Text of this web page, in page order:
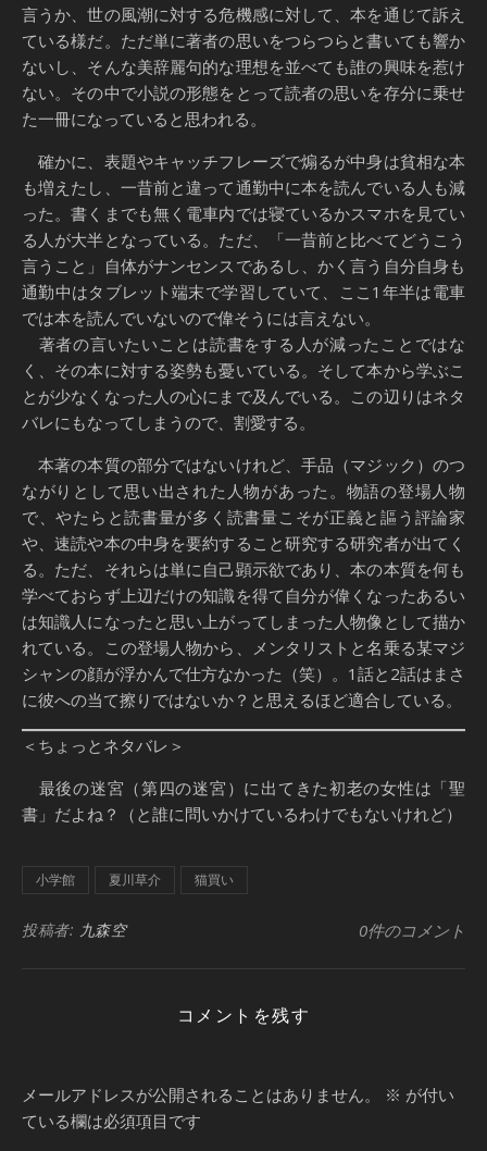
言うか、世の風潮に対する危機感に対して、本を通じて訴え
ている様だ。ただ単に著者の思いをつらつらと書いても響か
ないし、そんな美辞麗句的な理想を並べても誰の興味を惹け
ない。その中で小説の形態をとって読者の思いを存分に乗せ
た一冊になっていると思われる。
確かに、表題やキャッチフレーズで煽るが中身は貧相な本
も増えたし、一昔前と違って通勤中に本を読んでいる人も減
った。書くまでも無く電車内では寝ているかスマホを見てい
る人が大半となっている。ただ、「一昔前と比べてどうこう
言うこと」自体がナンセンスであるし、かく言う自分自身も
通勤中はタブレット端末で学習していて、ここ1年半は電車
では本を読んでいないので偉そうには言えない。
著者の言いたいことは読書をする人が減ったことではな
く、その本に対する姿勢も憂いている。そして本から学ぶこ
とが少なくなった人の心にまで及んでいる。この辺りはネタ
バレにもなってしまうので、割愛する。
本著の本質の部分ではないけれど、手品（マジック）のつ
ながりとして思い出された人物があった。物語の登場人物
で、やたらと読書量が多く読書量こそが正義と謳う評論家
や、速読や本の中身を要約すること研究する研究者が出てく
る。ただ、それらは単に自己顕示欲であり、本の本質を何も
学べておらず上辺だけの知識を得て自分が偉くなったあるい
は知識人になったと思い上がってしまった人物像として描か
れている。この登場人物から、メンタリストと名乗る某マジ
シャンの顔が浮かんで仕方なかった（笑）。1話と2話はまさ
に彼への当て擦りではないか？と思えるほど適合している。
＜ちょっとネタバレ＞
最後の迷宮（第四の迷宮）に出てきた初老の女性は「聖
書」だよね？（と誰に問いかけているわけでもないけれど）
小学館 夏川草介 猫買い
投稿者: 九森空 0件のコメント
コメントを残す
メールアドレスが公開されることはありません。 ※ が付い
ている欄は必須項目です